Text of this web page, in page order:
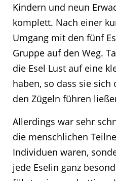
Kindern und neun
komplett. Nach einer
Umgang mit den fünf
Gruppe auf den Weg.
die Esel Lust auf eine
haben, so dass sie
den Zügeln führen
Allerdings war sehr
die menschlichen
Individuen waren,
jede Eselin ganz